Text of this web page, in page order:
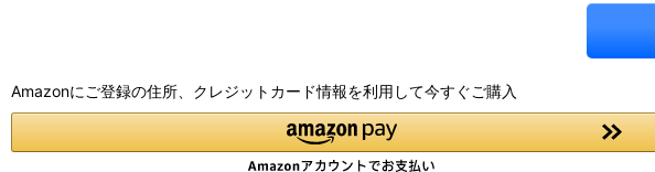
Amazonにご登録の住所、クレジットカード情報を利用して今すぐご購入